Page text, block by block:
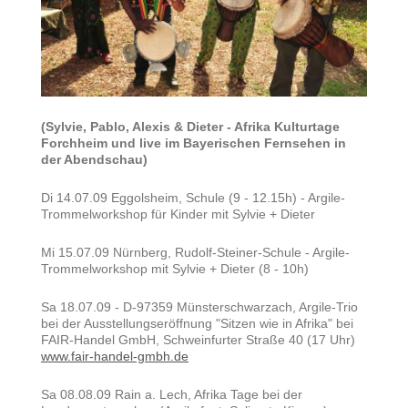
(Sylvie, Pablo, Alexis & Dieter - Afrika Kulturtage
Forchheim und live im Bayerischen Fernsehen in
der Abendschau)
Di 14.07.09 Eggolsheim, Schule (9 - 12.15h) - Argile-
Trommelworkshop für Kinder mit Sylvie + Dieter
Mi 15.07.09 Nürnberg, Rudolf-Steiner-Schule - Argile-
Trommelworkshop mit Sylvie + Dieter (8 - 10h)
Sa 18.07.09 - D-97359 Münsterschwarzach, Argile-Trio
bei der Ausstellungseröffnung "Sitzen wie in Afrika" bei
FAIR-Handel GmbH, Schweinfurter Straße 40 (17 Uhr)
www.fair-handel-gmbh.de
Sa 08.08.09 Rain a. Lech, Afrika Tage bei der